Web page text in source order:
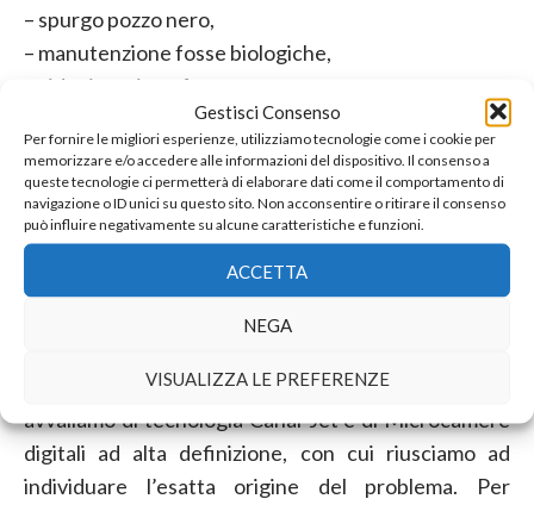
Gestisci Consenso
Per fornire le migliori esperienze, utilizziamo tecnologie come i cookie per
memorizzare e/o accedere alle informazioni del dispositivo. Il consenso a
queste tecnologie ci permetterà di elaborare dati come il comportamento di
navigazione o ID unici su questo sito. Non acconsentire o ritirare il consenso
può influire negativamente su alcune caratteristiche e funzioni.
ACCETTA
NEGA
VISUALIZZA LE PREFERENZE
– spurgo pozzo nero,
– manutenzione fosse biologiche,
– videoispezione fognature,
– spurgo fognature.
L’esperienza maturata in oltre trent’anni di attività
nel campo deglispurghi Ronco Briantino, unita ad
una continua ricerca di soluzioni e attrezzature
sempre più innovative e tecnologicamente avanzate,
ci ha sempre consentito di offrire un servizio di
eccellenza, eseguito nel pieno rispetto dell’ambiente
Nell’effettuare glispurghi Ronco Briantino
avvaliamo di tecnologia Canal-Jet e di Microcamere
digitali ad alta definizione, con cui riusciamo ad
individuare l’esatta origine del problema. Per